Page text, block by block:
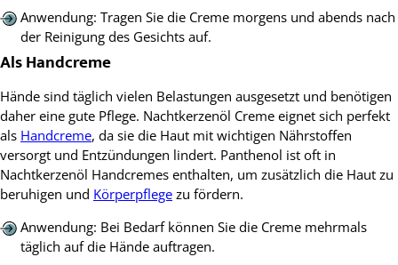
Anwendung: Tragen Sie die Creme morgens und abends nach
der Reinigung des Gesichts auf.
Als Handcreme
Hände sind täglich vielen Belastungen ausgesetzt und benötigen
daher eine gute Pflege. Nachtkerzenöl Creme eignet sich perfekt
als Handcreme, da sie die Haut mit wichtigen Nährstoffen
versorgt und Entzündungen lindert. Panthenol ist oft in
Nachtkerzenöl Handcremes enthalten, um zusätzlich die Haut zu
beruhigen und Körperpflege zu fördern.
Anwendung: Bei Bedarf können Sie die Creme mehrmals
täglich auf die Hände auftragen.